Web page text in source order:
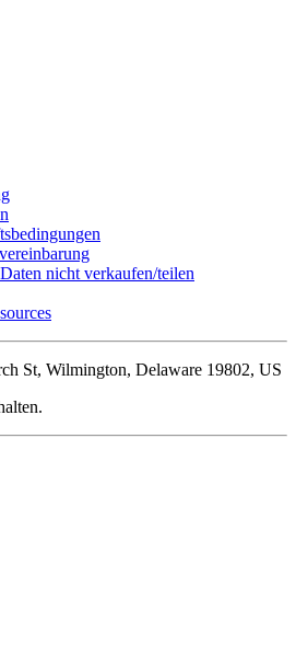
nicht verkaufen/teilen
St, Wilmington, Delaware 19802, US